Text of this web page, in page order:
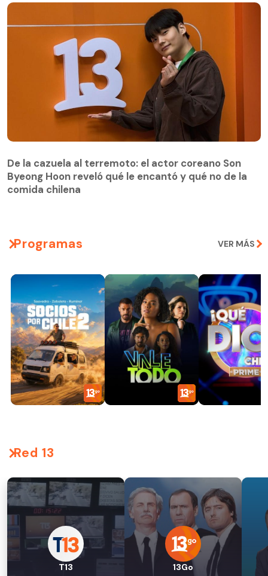
De la cazuela al terremoto: el actor coreano Son
Byeong Hoon reveló qué le encantó y qué no de la
comida chilena
Programas VER MÁS
Red 13
T13 13Go